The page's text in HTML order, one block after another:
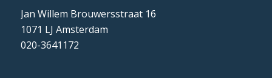
Jan Willem Brouwersstraat 16
1071 LJ Amsterdam
020-3641172